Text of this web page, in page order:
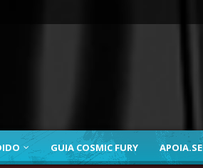
GUIA COSMIC FURY APOIA.SE